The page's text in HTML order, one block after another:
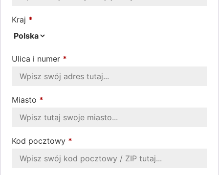
Kraj *
Ulica i numer *
Miasto *
Kod pocztowy *